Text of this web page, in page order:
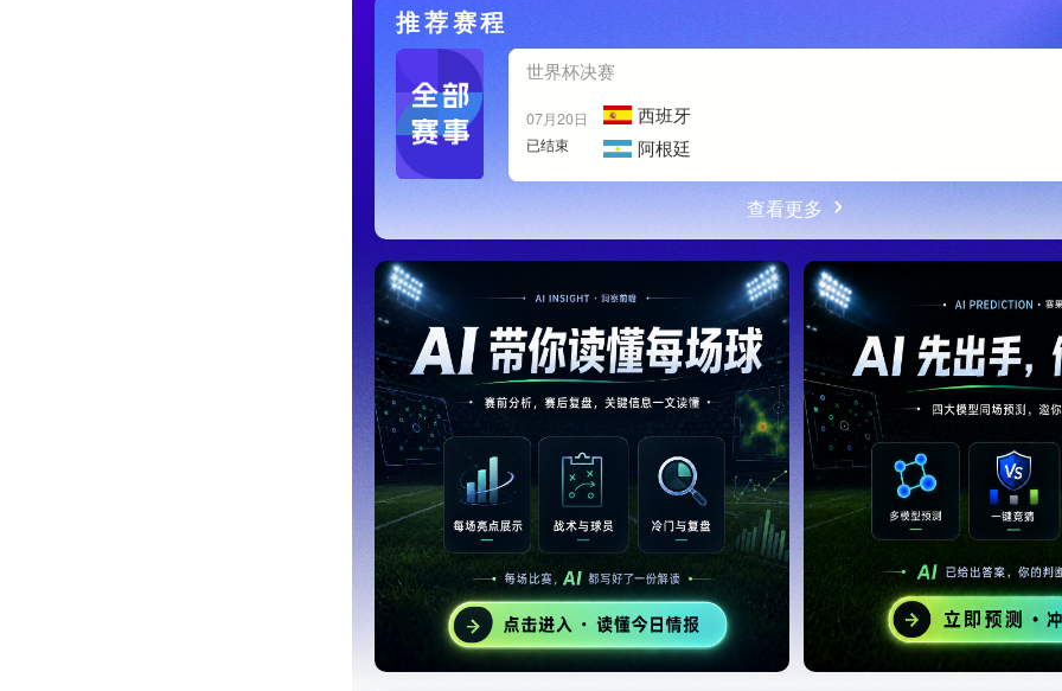
推荐赛程
4
6
世界杯决赛
07月20日
已结束
西班牙
阿根廷
查看更多
14:41 阿根廷25岁国脚离开欧洲 踢完世界杯就转会了！
11:54 欧足联继续抵制世界杯，因凡蒂诺能熬到“点球大战”吗？